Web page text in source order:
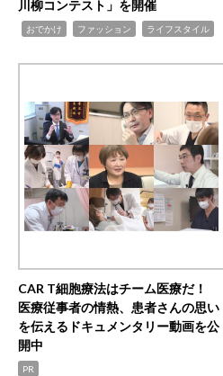
川柳コンテスト」を開催
おでかけ ファッション ライフスタイル
CAR T細胞療法はチーム医療だ！
医療従事者の情熱、患者さんの思い
を伝えるドキュメンタリー動画を公
開中
PR